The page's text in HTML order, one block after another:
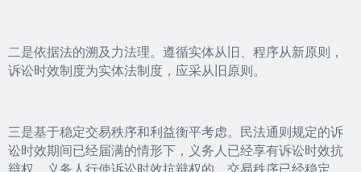
二是依据法的溯及力法理。遵循实体从旧、程序从新原则，
诉讼时效制度为实体法制度，应采从旧原则。
三是基于稳定交易秩序和利益衡平考虑。民法通则规定的诉
讼时效期间已经届满的情形下，义务人已经享有诉讼时效抗